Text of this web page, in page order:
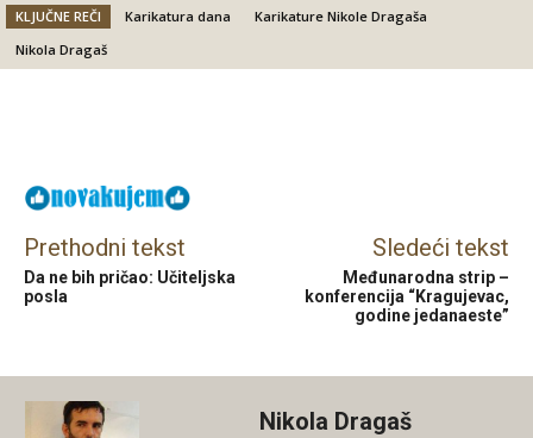
KLJUČNE REČI Karikatura dana
Karikature Nikole Dragaša
Nikola Dragaš
Prethodni tekst
Da ne bih pričao: Učiteljska
posla
Sledeći tekst
Međunarodna strip –
konferencija “Kragujevac,
godine jedanaeste”
Nikola Dragaš